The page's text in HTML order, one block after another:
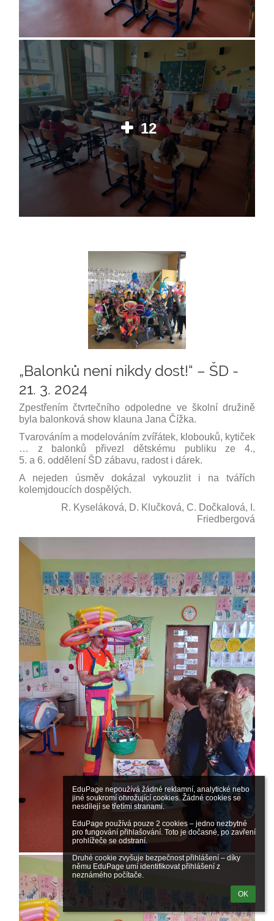
EduPage nepoužívá žádné reklamní, analytické nebo
jiné soukromí ohrožující cookies. Žádné cookies se
nesdílejí se třetími stranami.
EduPage používá pouze 2 cookies – jedno nezbytné
pro fungování přihlašování. Toto je dočasné, po zavření
prohlížeče se odstraní.
Druhé cookie zvyšuje bezpečnost přihlášení – díky
němu EduPage umí identifikovat přihlášení z
neznámého počítače.
OK
12
„Balonků není nikdy dost!“ – ŠD -
21. 3. 2024
Zpestřením čtvrtečního odpoledne ve školní družině
byla balonková show klauna Jana Čížka.
Tvarováním a modelováním zvířátek, klobouků, kytiček
… z balonků přivezl dětskému publiku ze 4.,
5. a 6. oddělení ŠD zábavu, radost i dárek.
A nejeden úsměv dokázal vykouzlit i na tvářích
kolemjdoucích dospělých.
R. Kyseláková, D. Klučková, C. Dočkalová, I.
Friedbergová